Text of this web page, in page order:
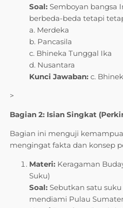
Soal: Semboyan bangsa
berbeda-beda tetapi
a. Merdeka
b. Pancasila
c. Bhineka Tunggal Ika
d. Nusantara
Kunci Jawaban: c.
>
Bagian 2: Isian Singkat
Bagian ini menguji
mengingat fakta dan konsep
Materi: Keragaman
Suku)
Soal: Sebutkan satu
mendiami Pulau